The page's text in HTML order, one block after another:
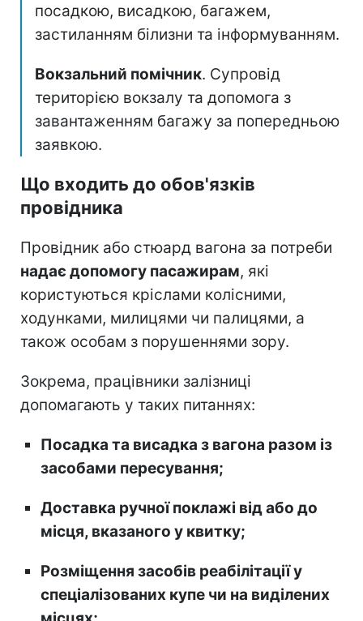
посадкою, висадкою, багажем,
застиланням білизни та інформуванням.
Вокзальний помічник. Супровід
територією вокзалу та допомога з
завантаженням багажу за попередньою
заявкою.
Що входить до обов'язків
провідника
Провідник або стюард вагона за потреби
надає допомогу пасажирам, які
користуються кріслами колісними,
ходунками, милицями чи палицями, а
також особам з порушеннями зору.
Зокрема, працівники залізниці
допомагають у таких питаннях:
Посадка та висадка з вагона разом із
засобами пересування;
Доставка ручної поклажі від або до
місця, вказаного у квитку;
Розміщення засобів реабілітації у
спеціалізованих купе чи на виділених